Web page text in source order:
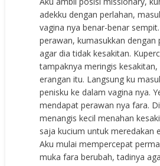
adekku dengan perlahan,
vagina nya benar-benar
perawan, kumasukkan dengan
agar dia tidak kesakitan.
tampaknya meringis
erangan itu. Langsung ku
penisku ke dalam vagina nya.
mendapat perawan nya fara.
menangis kecil menahan
saja kucium untuk meredakan
Aku mulai mempercepat
muka fara berubah, tadinya